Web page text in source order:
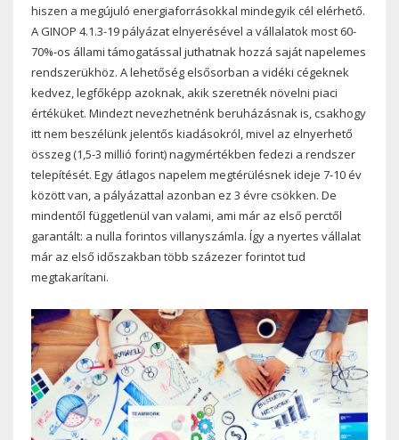
hiszen a megújuló energiaforrásokkal mindegyik cél elérhető.
A GINOP 4.1.3-19 pályázat elnyerésével a vállalatok most 60-
70%-os állami támogatással juthatnak hozzá saját napelemes
rendszerükhöz. A lehetőség elsősorban a vidéki cégeknek
kedvez, legfőképp azoknak, akik szeretnék növelni piaci
értéküket. Mindezt nevezhetnénk beruházásnak is, csakhogy
itt nem beszélünk jelentős kiadásokról, mivel az elnyerhető
összeg (1,5-3 millió forint) nagymértékben fedezi a rendszer
telepítését. Egy átlagos napelem megtérülésnek ideje 7-10 év
között van, a pályázattal azonban ez 3 évre csökken. De
mindentől függetlenül van valami, ami már az első perctől
garantált: a nulla forintos villanyszámla. Így a nyertes vállalat
már az első időszakban több százezer forintot tud
megtakarítani.